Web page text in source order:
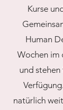
Kurse
Human
Wochen im
und stehen
natürlich